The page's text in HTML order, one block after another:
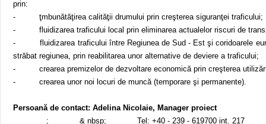
prin:
-
ţmbunătăţirea calităţii drumului prin creşterea siguranţei traficului;
-
fluidizarea traficului local prin eliminarea actualelor riscuri de
-
fluidizarea traficului între Regiunea de Sud - Est şi coridoarele
străbat regiunea, prin reabilitarea unor alternative de deviere a traficului;
-
crearea premizelor de dezvoltare economică prin creşterea
-
crearea unor noi locuri de muncă (temporare şi permanente).
Persoană de contact: Adelina Nicolaie, Manager proiect
; & nbsp;
Tel: +40 - 239 - 619700 int. 217